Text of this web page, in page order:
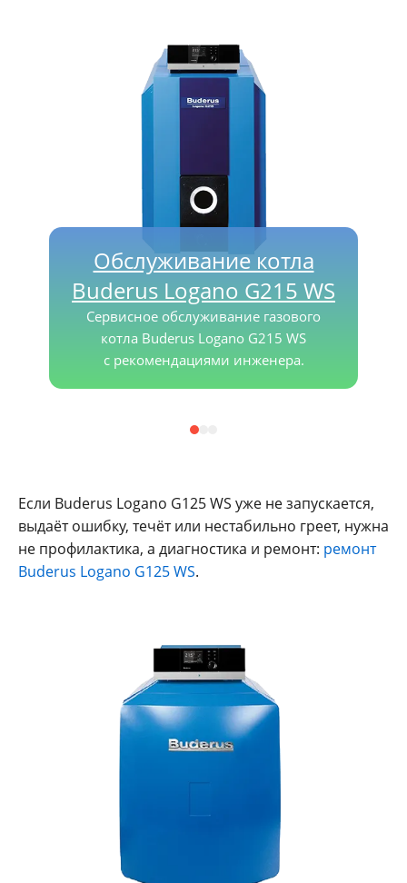
Обслуживание котла
Buderus Logano G215 WS
Сервисное обслуживание газового
котла Buderus Logano G215 WS
с рекомендациями инженера.
Если Buderus Logano G125 WS уже не запускается,
выдаёт ошибку, течёт или нестабильно греет, нужна
не профилактика, а диагностика и ремонт: ремонт
Buderus Logano G125 WS.